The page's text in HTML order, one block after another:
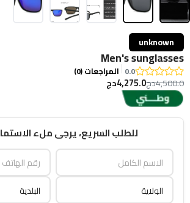
unknown
Men's sunglasses
0.0 المراجعات (0)
4,500.0دج 4,275.0دج
للطلب السريع، يرجى ملء